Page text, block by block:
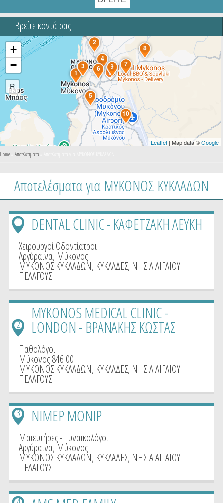
Βρείτε κοντά σας
1
2
3
4
5
6 7
8
9
10
+
−
R
Leaflet| Map data ©Google
You are here
Home Αποτελέσματα
Αποτελέσματα για ΜΥΚΟΝΟΣ ΚΥΚΛΑΔΩΝ
DENTAL CLINIC - ΚΑΦΕΤΖΑΚΗ ΛΕΥΚΗ
1
Χειρουργοί Οδοντίατροι
Αργύραινα, Μύκονος
ΜΥΚΟΝΟΣ ΚΥΚΛΑΔΩΝ, ΚΥΚΛΑΔΕΣ, ΝΗΣΙΑ ΑΙΓΑΙΟΥ
ΠΕΛΑΓΟΥΣ
MYKONOS MEDICAL CLINIC -
LONDON - ΒΡΑΝΑΚΗΣ ΚΩΣΤΑΣ
2
Παθολόγοι
Μύκονος 846 00
ΜΥΚΟΝΟΣ ΚΥΚΛΑΔΩΝ, ΚΥΚΛΑΔΕΣ, ΝΗΣΙΑ ΑΙΓΑΙΟΥ
ΠΕΛΑΓΟΥΣ
ΝΙΜΕΡ ΜΟΝΙΡ
3
Μαιευτήρες - Γυναικολόγοι
Αργύραινα, Μύκονος
ΜΥΚΟΝΟΣ ΚΥΚΛΑΔΩΝ, ΚΥΚΛΑΔΕΣ, ΝΗΣΙΑ ΑΙΓΑΙΟΥ
ΠΕΛΑΓΟΥΣ